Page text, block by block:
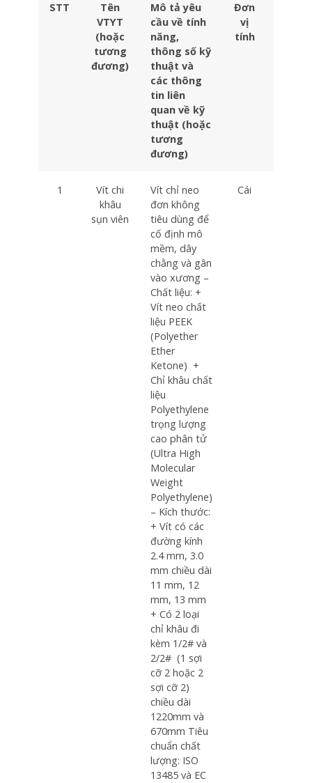
STT
Tên
VTYT
(hoặc
tương
đương)
Mô tả yêu
cầu về tính
năng,
thông số kỹ
thuật và
các thông
tin liên
quan về kỹ
thuật (hoặc
tương
đương)
Đơn
vị
tính
1
Vít chi
khâu
sụn viên
Vít chỉ neo
đơn không
tiêu dùng để
cố định mô
mềm, dây
chằng và gân
vào xương –
Chất liệu: +
Vít neo chất
liệu PEEK
(Polyether
Ether
Ketone) +
Chỉ khâu chất
liệu
Polyethylene
trọng lượng
cao phân tử
(Ultra High
Molecular
Weight
Polyethylene)
– Kích thước:
+ Vít có các
đường kính
2.4 mm, 3.0
mm chiều dài
11 mm, 12
mm, 13 mm
+ Có 2 loại
chỉ khâu đi
kèm 1/2# và
2/2# (1 sợi
cỡ 2 hoặc 2
sợi cỡ 2)
chiều dài
1220mm và
670mm Tiêu
chuẩn chất
lượng: ISO
13485 và EC
Cái